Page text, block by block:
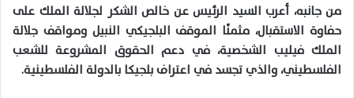
من جانبه، أعرب السيد الرئيس عن خالص الشكر لجلالة الملك على
حفاوة الاستقبال، مثمنًا الموقف البلجيكي النبيل ومواقف جلالة
الملك فيليب الشخصية، في دعم الحقوق المشروعة للشعب
الفلسطيني، والذي تجسد في اعتراف بلجيكا بالدولة الفلسطينية.